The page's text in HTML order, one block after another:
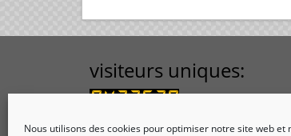
Nous utilisons des cookies pour optimiser notre site web et
visiteurs uniques: